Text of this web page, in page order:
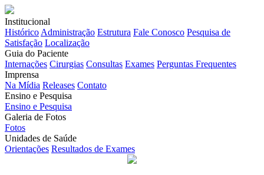
Institucional
Histórico Administração Estrutura Fale Conosco Pesquisa de
Satisfação Localização
Guia do Paciente
Internações Cirurgias Consultas Exames Perguntas Frequentes
Imprensa
Na Mídia Releases Contato
Ensino e Pesquisa
Ensino e Pesquisa
Galeria de Fotos
Fotos
Unidades de Saúde
Orientações Resultados de Exames